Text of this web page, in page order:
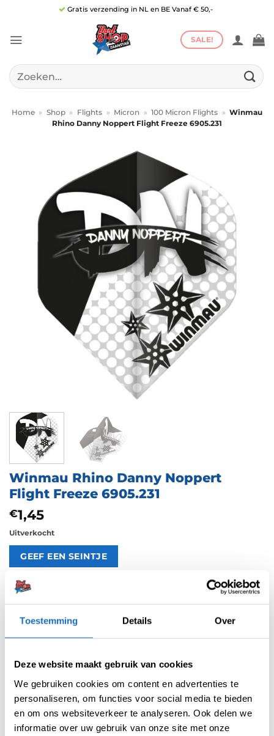
Toestemming Details Over
Deze website maakt gebruik van cookies
We gebruiken cookies om content en advertenties te
personaliseren, om functies voor social media te bieden
en om ons websiteverkeer te analyseren. Ook delen we
informatie over uw gebruik van onze site met onze
inhoud
Gratis verzending in NL en BE Vanaf € 50,-
SALE!
Zoeken
naar:
Home » Shop » Flights » Micron » 100 Micron Flights » Winmau
Rhino Danny Noppert Flight Freeze 6905.231
Winmau Rhino Danny Noppert
Flight Freeze 6905.231
€1,45
Uitverkocht
Artikelnummer:
Categorieën:100 Micron Flights,Flights,Spelers Flights,Winmau